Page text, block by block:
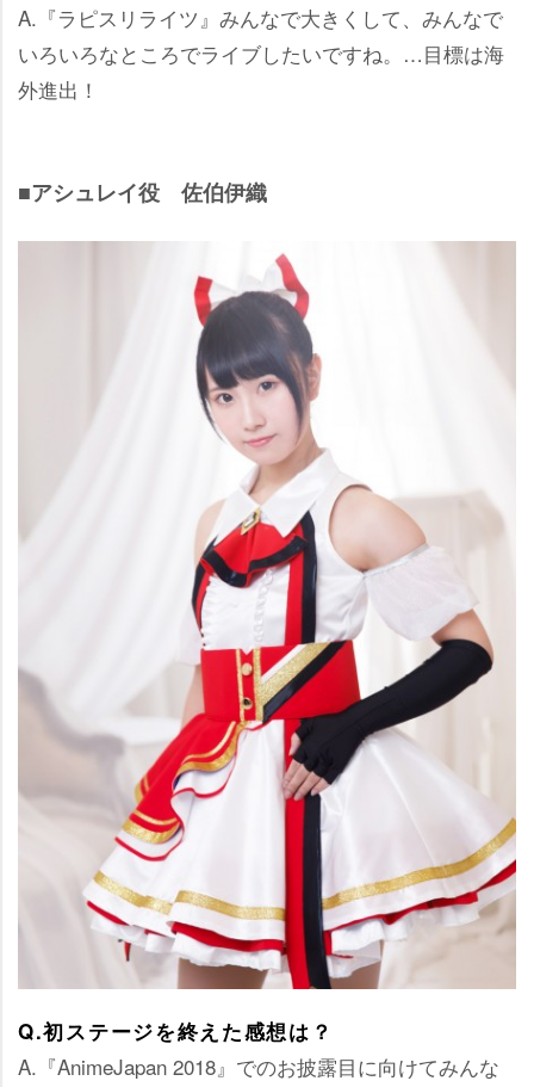
A.『ラピスリライツ』みんなで大きくして、みんなで
いろいろなところでライブしたいですね。…目標は海
外進出！
■アシュレイ役 佐伯伊織
Q.初ステージを終えた感想は？
A.『AnimeJapan 2018』でのお披露目に向けてみんな